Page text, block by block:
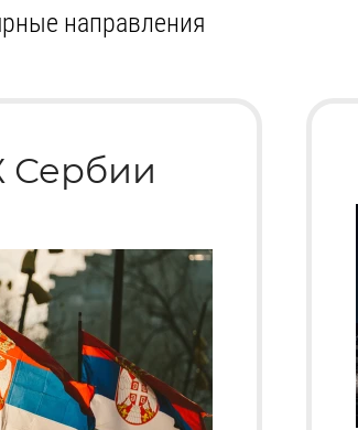
направления